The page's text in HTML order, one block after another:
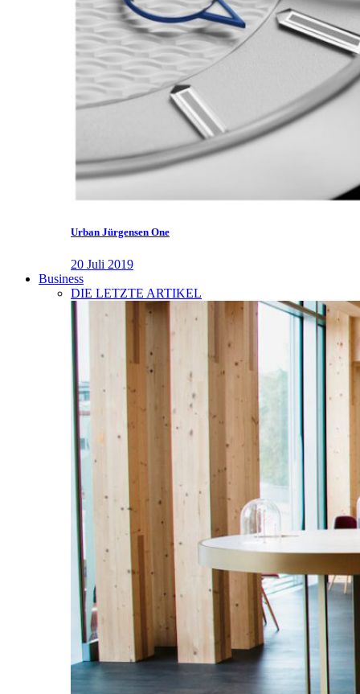
Urban Jürgensen One
20 Juli 2019
Business
DIE LETZTE ARTIKEL